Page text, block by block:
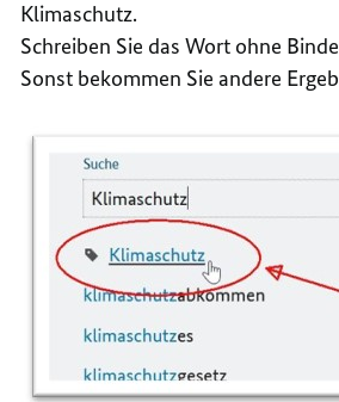
Klimaschutz.
Schreiben Sie das Wort ohne
Sonst bekommen Sie andere